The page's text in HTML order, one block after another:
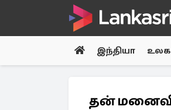
இந்தியா
தன்